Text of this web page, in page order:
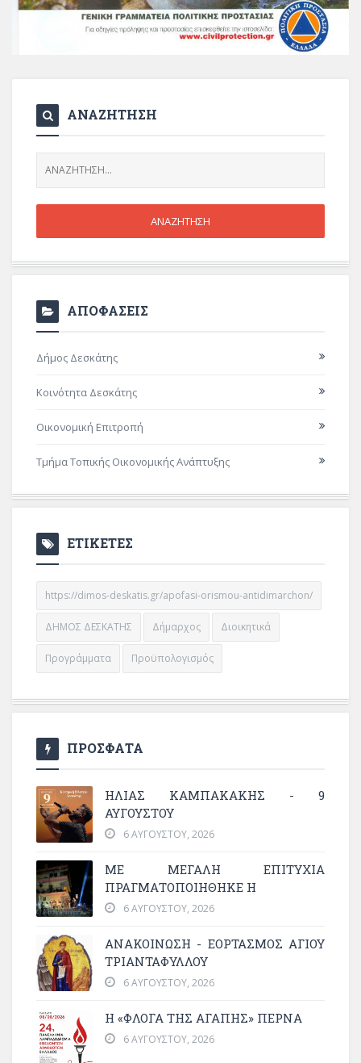
ΑΝΑΖΗΤΗΣΗ
ΑΠΟΦΑΣΕΙΣ
Δήμος Δεσκάτης
Κοινότητα Δεσκάτης
Οικονομική Επιτροπή
Τμήμα Τοπικής Οικονομικής Ανάπτυξης
ΕΤΙΚΕΤΕΣ
https://dimos-deskatis.gr/apofasi-orismou-antidimarchon/
ΔΗΜΟΣ ΔΕΣΚΑΤΗΣ Δήμαρχος Διοικητικά
Προγράμματα Προϋπολογισμός
ΠΡΟΣΦΑΤΑ
ΗΛΙΑΣ ΚΑΜΠΑΚΑΚΗΣ - 9
ΑΥΓΟΥΣΤΟΥ
6 ΑΥΓΟΎΣΤΟΥ, 2026
ΜΕ ΜΕΓΆΛΗ ΕΠΙΤΥΧΊΑ
ΠΡΑΓΜΑΤΟΠΟΙΉΘΗΚΕ Η
6 ΑΥΓΟΎΣΤΟΥ, 2026
ΑΝΑΚΟΙΝΩΣΗ - ΕΟΡΤΑΣΜΟΣ ΑΓΙΟΥ
ΤΡΙΑΝΤΑΦΥΛΛΟΥ
6 ΑΥΓΟΎΣΤΟΥ, 2026
Η «ΦΛΌΓΑ ΤΗΣ ΑΓΆΠΗΣ» ΠΕΡΝΆ
6 ΑΥΓΟΎΣΤΟΥ, 2026